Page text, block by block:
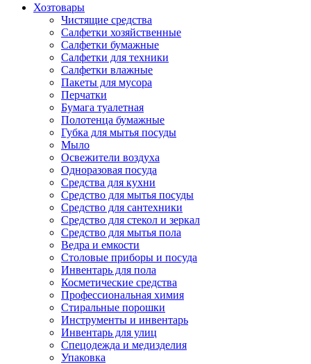
Хозтовары
Чистящие средства
Салфетки хозяйственные
Салфетки бумажные
Салфетки для техники
Салфетки влажные
Пакеты для мусора
Перчатки
Бумага туалетная
Полотенца бумажные
Губка для мытья посуды
Мыло
Освежители воздуха
Одноразовая посуда
Средства для кухни
Средство для мытья посуды
Средство для сантехники
Средство для стекол и зеркал
Средство для мытья пола
Ведра и емкости
Столовые приборы и посуда
Инвентарь для пола
Косметические средства
Профессиональная химия
Стиральные порошки
Инструменты и инвентарь
Инвентарь для улиц
Спецодежда и медизделия
Упаковка